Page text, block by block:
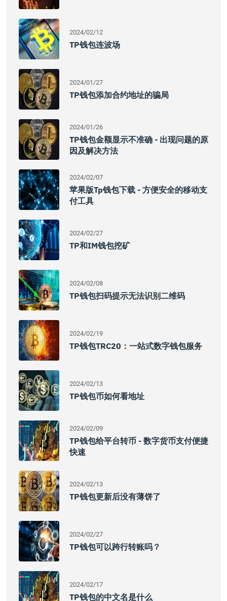
2024/02/12
TP钱包连波场
2024/01/27
TP钱包添加合约地址的骗局
2024/01/26
TP钱包金额显示不准确 - 出现问题的原
因及解决方法
2024/02/07
苹果版tp钱包下载 - 方便安全的移动支
付工具
2024/02/27
TP和IM钱包挖矿
2024/02/08
TP钱包扫码提示无法识别二维码
2024/02/19
TP钱包TRC20：一站式数字钱包服务
2024/02/13
TP钱包币如何看地址
2024/02/09
TP钱包给平台转币 - 数字货币支付便捷
快速
2024/02/13
TP钱包更新后没有薄饼了
2024/02/27
TP钱包可以跨行转账吗？
2024/02/17
TP钱包的中文名是什么